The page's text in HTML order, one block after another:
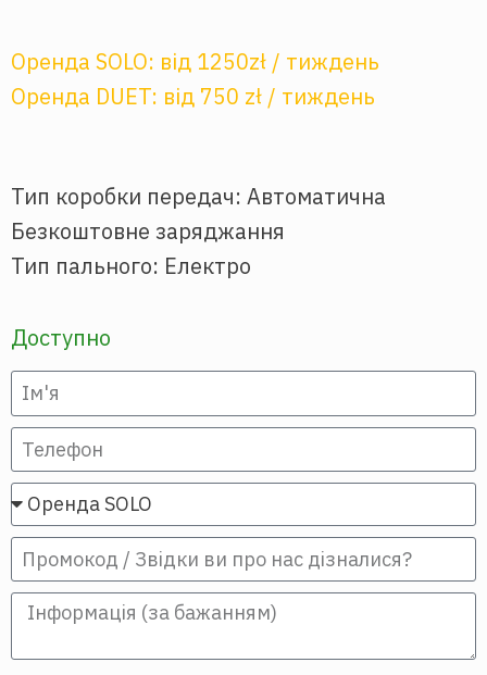
Оренда SOLO: від 1250zł / тиждень
Оренда DUET: від 750 zł / тиждень
Тип коробки передач: Автоматична
Безкоштовне заряджання
Тип пального: Електро
Доступно